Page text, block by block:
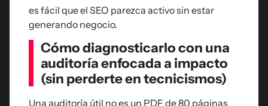
es fácil que el SEO parezca activo sin estar
generando negocio.
Cómo diagnosticarlo con una
auditoría enfocada a impacto
(sin perderte en tecnicismos)
Una auditoría útil no es un PDF de 80 páginas